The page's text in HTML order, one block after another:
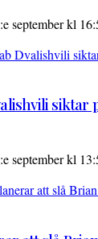
september kl
siktar
september kl